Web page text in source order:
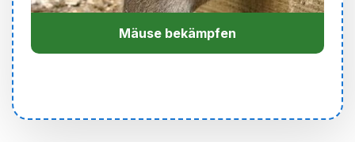
Mäuse bekämpfen